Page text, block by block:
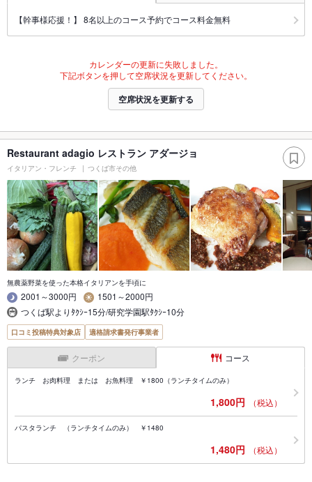
【幹事様応援！】 8名以上のコース予約でコース料金無料
カレンダーの更新に失敗しました。
下記ボタンを押して空席状況を更新してください。
空席状況を更新する
Restaurant adagio レストラン アダージョ
イタリアン・フレンチ つくば市その他
無農薬野菜を使った本格イタリアンを手頃に
2001～3000円
1501～2000円
つくば駅よりﾀｸｼｰ15分/研究学園駅ﾀｸｼｰ10分
口コミ投稿特典対象店 適格請求書発行事業者
クーポン コース
ランチ お肉料理 または お魚料理 ￥1800（ランチタイムのみ）
1,800円 （税込）
パスタランチ （ランチタイムのみ） ￥1480
1,480円 （税込）